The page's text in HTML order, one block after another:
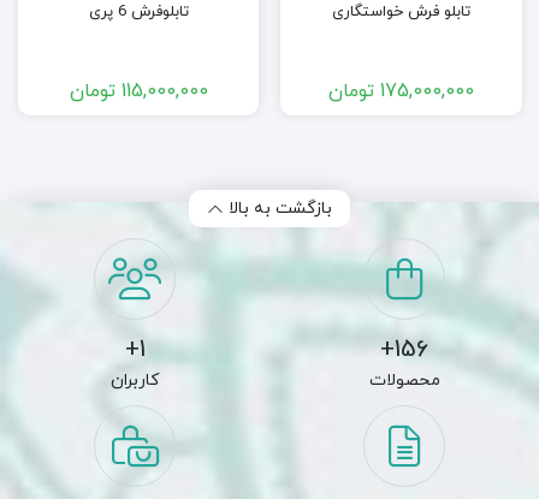
تابلو فرش خواستگاری
175,000,000 تومان
تابلوفرش 6 پری
115,000,000 تومان
بازگشت به بالا
156+
محصولات
1+
کاربران